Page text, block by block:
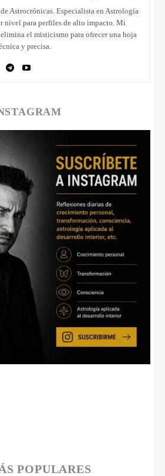
Astrocrónicas. Especialista en Astrología
nivel para perfiles de alto impacto. Mi
el misticismo para ofrecer una hoja
y precisa.
POPULARES